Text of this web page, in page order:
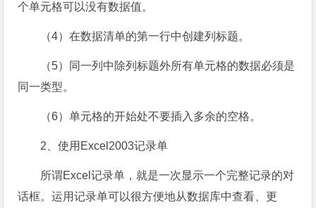
个单元格可以没有数据值。
（4）在数据清单的第一行中创建列标题。
（5）同一列中除列标题外所有单元格的数据必须是
同一类型。
（6）单元格的开始处不要插入多余的空格。
2、使用Excel2003记录单
所谓Excel记录单，就是一次显示一个完整记录的对
话框。运用记录单可以很方便地从数据库中查看、更